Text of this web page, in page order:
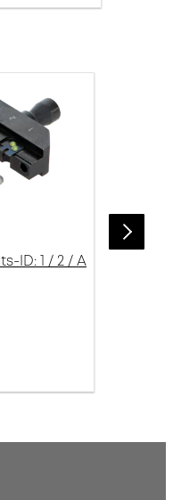
ID: 1 / 2 / A